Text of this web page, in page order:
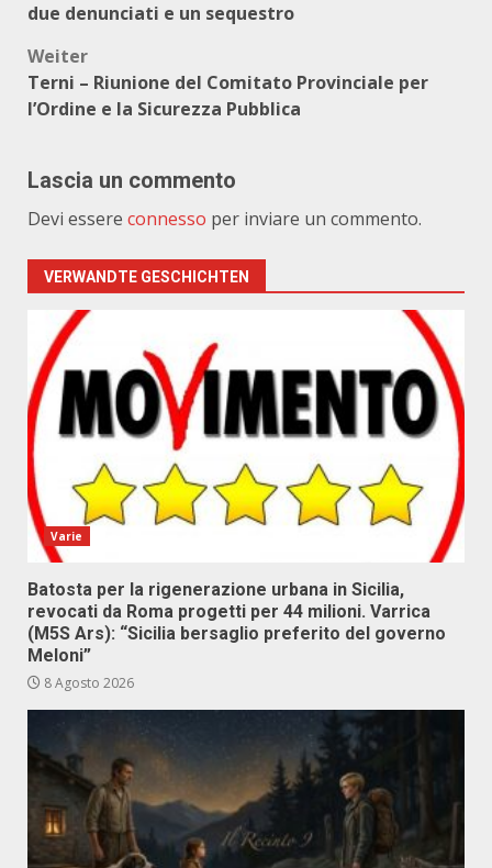
due denunciati e un sequestro
Weiter
Terni – Riunione del Comitato Provinciale per
l’Ordine e la Sicurezza Pubblica
Lascia un commento
Devi essere connesso per inviare un commento.
VERWANDTE GESCHICHTEN
Varie
Batosta per la rigenerazione urbana in Sicilia,
revocati da Roma progetti per 44 milioni. Varrica
(M5S Ars): “Sicilia bersaglio preferito del governo
Meloni”
8 Agosto 2026